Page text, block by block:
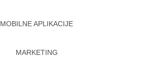
MOBILNE APLIKACIJE
MARKETING